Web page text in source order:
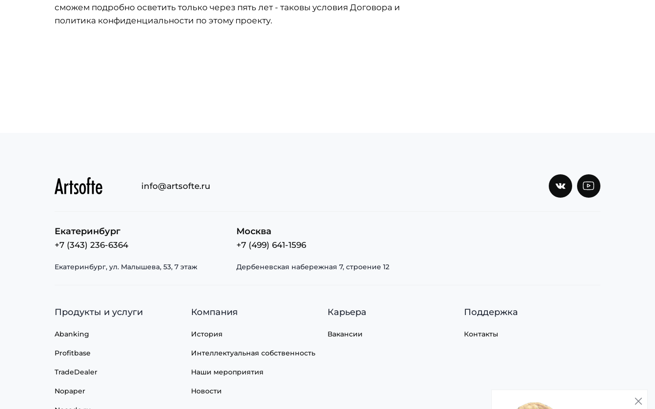
сможем подробно осветить только через пять лет - таковы условия Договора и
политика конфиденциальности по этому проекту.
info@artsofte.ru
Екатеринбург
+7 (343) 236-6364
Екатеринбург, ул. Малышева, 53, 7 этаж
Москва
+7 (499) 641-1596
Дербеневская набережная 7, строение 12
Продукты и услуги
Abanking
Profitbase
TradeDealer
Nopaper
Компания
История
Интеллектуальная собственность
Наши мероприятия
Новости
Карьера
Вакансии
Поддержка
Контакты